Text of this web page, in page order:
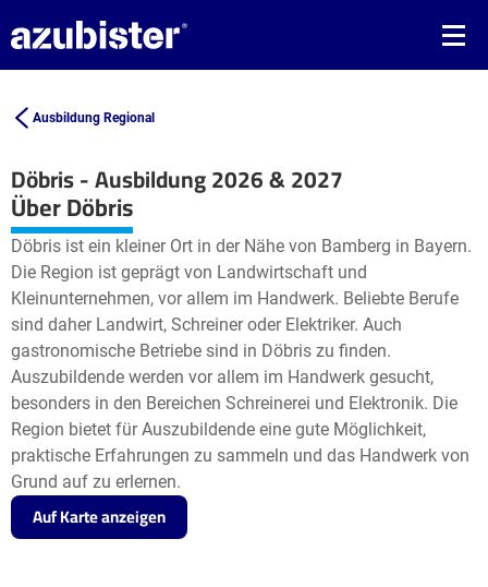
Ausbildung Regional
Döbris - Ausbildung 2026 & 2027
+
−
Leaflet| ©OpenStreetMap2
Über Döbris
Döbris ist ein kleiner Ort in der Nähe von Bamberg in Bayern.
Die Region ist geprägt von Landwirtschaft und
Kleinunternehmen, vor allem im Handwerk. Beliebte Berufe
sind daher Landwirt, Schreiner oder Elektriker. Auch
gastronomische Betriebe sind in Döbris zu finden.
Auszubildende werden vor allem im Handwerk gesucht,
besonders in den Bereichen Schreinerei und Elektronik. Die
Region bietet für Auszubildende eine gute Möglichkeit,
praktische Erfahrungen zu sammeln und das Handwerk von
Grund auf zu erlernen.
Auf Karte anzeigen